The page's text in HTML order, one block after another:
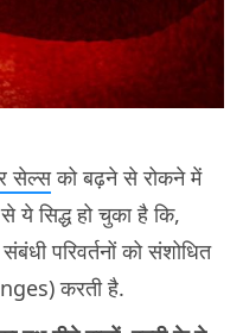
सेल्सको बढ़ने से रोकने में
सिद्ध हो चुका है कि,
परिवर्तनों को संशोधित
करती है.